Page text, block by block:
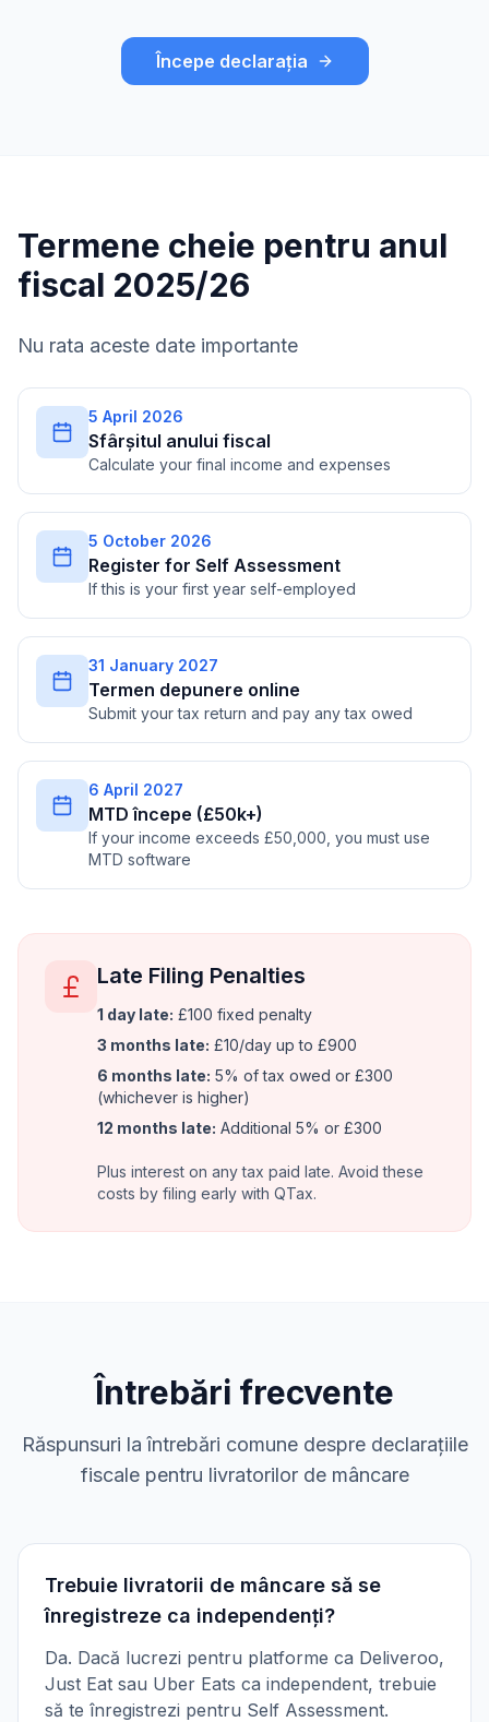
Începe declarația
Termene cheie pentru anul
fiscal 2025/26
Nu rata aceste date importante
5 April 2026
Sfârșitul anului fiscal
Calculate your final income and expenses
5 October 2026
Register for Self Assessment
If this is your first year self-employed
31 January 2027
Termen depunere online
Submit your tax return and pay any tax owed
6 April 2027
MTD începe (£50k+)
If your income exceeds £50,000, you must use
MTD software
Late Filing Penalties
1 day late: £100 fixed penalty
3 months late: £10/day up to £900
6 months late: 5% of tax owed or £300
(whichever is higher)
12 months late: Additional 5% or £300
Plus interest on any tax paid late. Avoid these
costs by filing early with QTax.
Întrebări frecvente
Răspunsuri la întrebări comune despre declarațiile
fiscale pentru livratorilor de mâncare
Trebuie livratorii de mâncare să se
înregistreze ca independenți?
Da. Dacă lucrezi pentru platforme ca Deliveroo,
Just Eat sau Uber Eats ca independent, trebuie
să te înregistrezi pentru Self Assessment.